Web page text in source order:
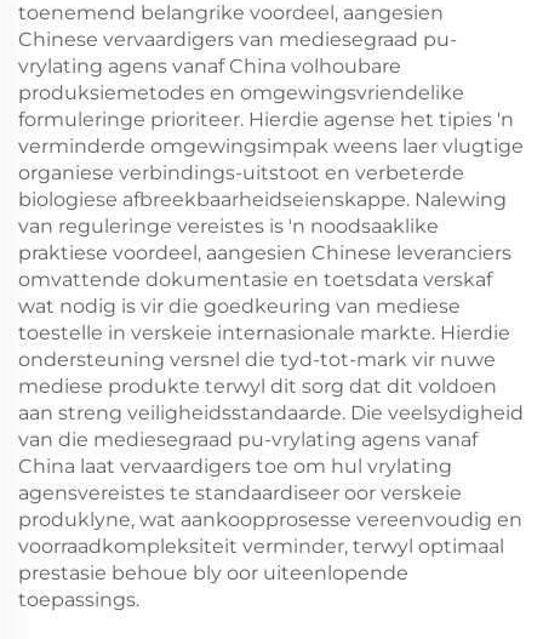
toenemend belangrike voordeel, aangesien
Chinese vervaardigers van mediesegraad pu-
vrylating agens vanaf China volhoubare
produksiemetodes en omgewingsvriendelike
formuleringe prioriteer. Hierdie agense het tipies 'n
verminderde omgewingsimpak weens laer vlugtige
organiese verbindings-uitstoot en verbeterde
biologiese afbreekbaarheidseienskappe. Nalewing
van reguleringe vereistes is 'n noodsaaklike
praktiese voordeel, aangesien Chinese leveranciers
omvattende dokumentasie en toetsdata verskaf
wat nodig is vir die goedkeuring van mediese
toestelle in verskeie internasionale markte. Hierdie
ondersteuning versnel die tyd-tot-mark vir nuwe
mediese produkte terwyl dit sorg dat dit voldoen
aan streng veiligheidsstandaarde. Die veelsydigheid
van die mediesegraad pu-vrylating agens vanaf
China laat vervaardigers toe om hul vrylating
agensvereistes te standaardiseer oor verskeie
produklyne, wat aankoopprosesse vereenvoudig en
voorraadkompleksiteit verminder, terwyl optimaal
prestasie behoue bly oor uiteenlopende
toepassings.